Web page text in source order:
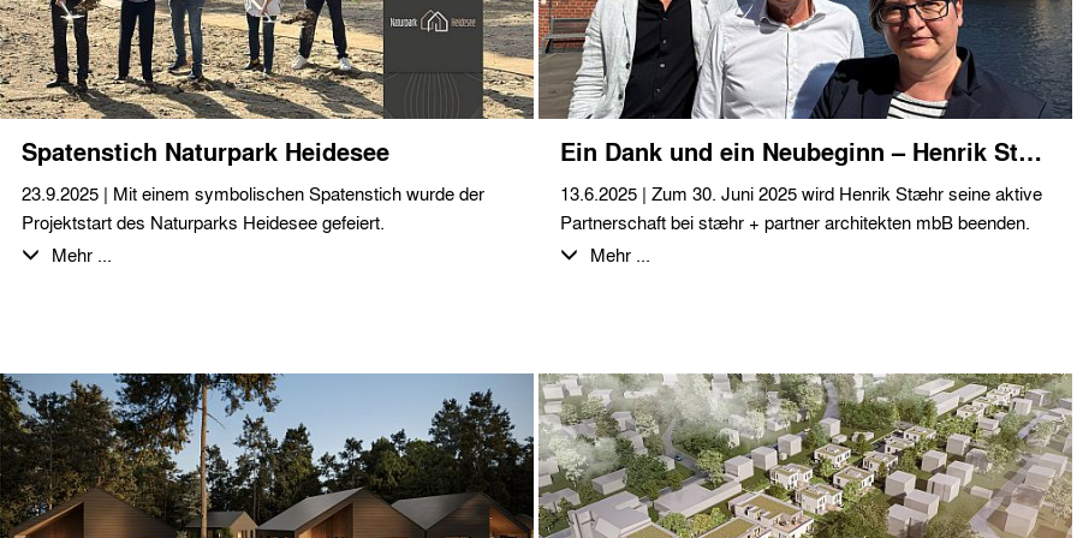
Geschäftspartner*innen und dem ganzen Team eine schöne
Adventszeit!
Hotelsegment und wünschen viel Erfolg bei der Umsetzung
innerhalb der nächsten Monate.
Spatenstich Naturpark Heidesee
23.9.2025 | Mit einem symbolischen Spatenstich wurde der
Projektstart des Naturparks Heidesee gefeiert.
persönlichen Eindruck von dem geplanten
Ferienimmobilienprojekt zu machen. Auf dem ca. 25.000 m²
großen Projektgelände, idyllisch am „Langen See“ gelegen,
passen sich die geplanten Ferienhäuser, mit ihrer
skandinavischen Ästhetik perfekt in die Brandenburger
Mehr ...
Ein Dank und ein Neubeginn – Henrik Stæhr übergibt den Staffelstab
13.6.2025 | Zum 30. Juni 2025 wird Henrik Stæhr seine aktive
Partnerschaft bei stæhr + partner architekten mbB beenden.
Nach über drei Jahrzehnten intensiven Wirkens in Berlin zieht
und Ideengeber.
Wir danken Henrik für seine Energie, seine Haltung und sein
Vertrauen. Viele Projekte und Entwicklungen der letzten
Jahrzehnte tragen seine Handschrift – nicht nur im Entwurf,
sondern auch in der Art, wie wir im Team zusammenarbeiten:
Mehr ...